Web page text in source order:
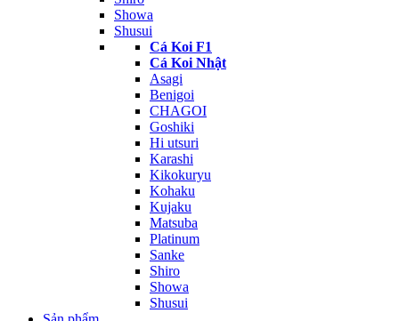
Showa
Shusui
Cá Koi F1
Cá Koi Nhật
Asagi
Benigoi
CHAGOI
Goshiki
Hi utsuri
Karashi
Kikokuryu
Kohaku
Kujaku
Matsuba
Platinum
Sanke
Shiro
Showa
Shusui